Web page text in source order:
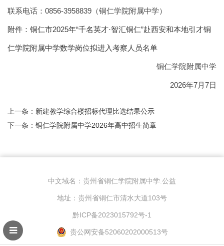
联系电话：0856-3958839（铜仁学院附属中学）
附件：铜仁市2025年“千名英才·智汇铜仁”赴西安和本地引才铜
仁学院附属中学数学岗位拟进入考察人员名单
铜仁学院附属中学
2026年7月7日
上一条： 新建教学综合楼招标代理比选结果公示
下一条： 铜仁学院附属中学2026年高中招生简章
中文域名：贵州省铜仁学院附属中学.公益
地址：贵州省铜仁市清水大道103号
黔ICP备2023015792号-1
贵公网安备52060202000513号